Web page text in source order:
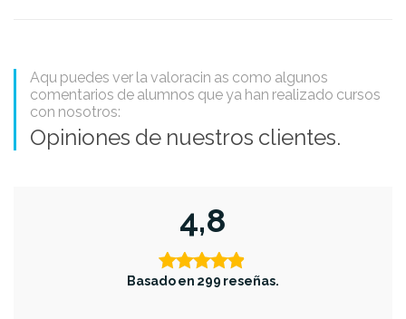
Aqu puedes ver la valoracin as como algunos
comentarios de alumnos que ya han realizado cursos
con nosotros:
Opiniones de nuestros clientes.
4,8
Basado en 299 reseñas.